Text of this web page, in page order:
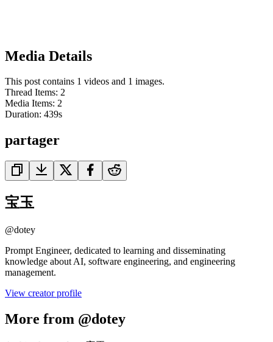
Media Details
This post contains 1 videos and 1 images.
Thread Items: 2
Media Items: 2
Duration: 439s
partager
宝玉
@dotey
Prompt Engineer, dedicated to learning and disseminating
knowledge about AI, software engineering, and engineering
management.
View creator profile
More from @dotey